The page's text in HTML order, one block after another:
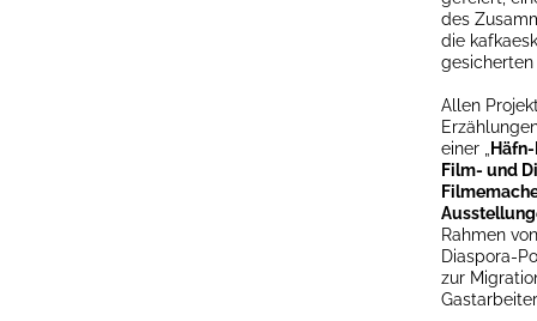
des
die
gesicherten
Allen
einer „
Film- und
Rahmen
Diaspora-
zur